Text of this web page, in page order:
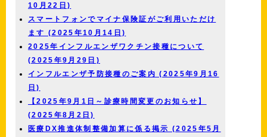
10月22日)
スマートフォンでマイナ保険証がご利用いただけ
ます (2025年10月14日)
2025年インフルエンザワクチン接種について
(2025年9月29日)
インフルエンザ予防接種のご案内 (2025年9月16
日)
【2025年9月1日～診療時間変更のお知らせ】
(2025年8月2日)
医療DX推進体制整備加算に係る掲示 (2025年5月